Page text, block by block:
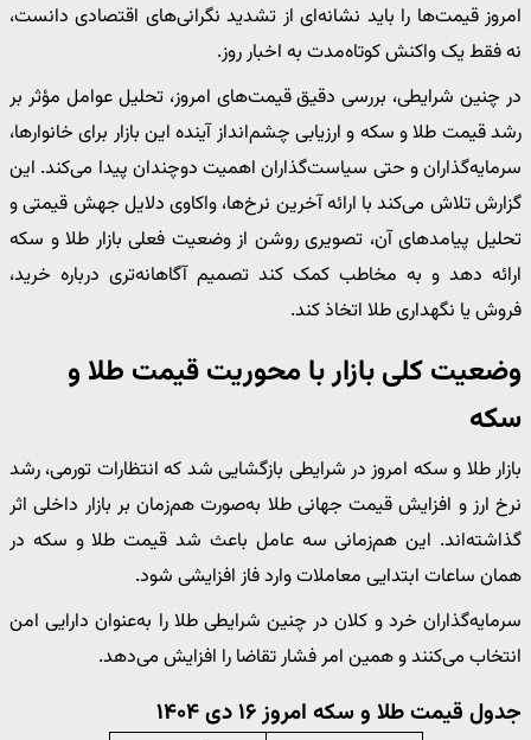
امروز قیمت‌ها را باید نشانه‌ای از تشدید نگرانی‌های اقتصادی دانست،
نه فقط یک واکنش کوتاه‌مدت به اخبار روز.
در چنین شرایطی، بررسی دقیق قیمت‌های امروز، تحلیل عوامل مؤثر بر
رشد قیمت طلا و سکه و ارزیابی چشم‌انداز آینده این بازار برای خانوارها،
سرمایه‌گذاران و حتی سیاست‌گذاران اهمیت دوچندان پیدا می‌کند. این
گزارش تلاش می‌کند با ارائه آخرین نرخ‌ها، واکاوی دلایل جهش قیمتی و
تحلیل پیامدهای آن، تصویری روشن از وضعیت فعلی بازار طلا و سکه
ارائه دهد و به مخاطب کمک کند تصمیم آگاهانه‌تری درباره خرید،
فروش یا نگهداری طلا اتخاذ کند.
وضعیت کلی بازار با محوریت قیمت طلا و
سکه
بازار طلا و سکه امروز در شرایطی بازگشایی شد که انتظارات تورمی، رشد
نرخ ارز و افزایش قیمت جهانی طلا به‌صورت هم‌زمان بر بازار داخلی اثر
گذاشته‌اند. این هم‌زمانی سه عامل باعث شد قیمت طلا و سکه در
همان ساعات ابتدایی معاملات وارد فاز افزایشی شود.
سرمایه‌گذاران خرد و کلان در چنین شرایطی طلا را به‌عنوان دارایی امن
انتخاب می‌کنند و همین امر فشار تقاضا را افزایش می‌دهد.
جدول قیمت طلا و سکه امروز ۱۶ دی ۱۴۰۴